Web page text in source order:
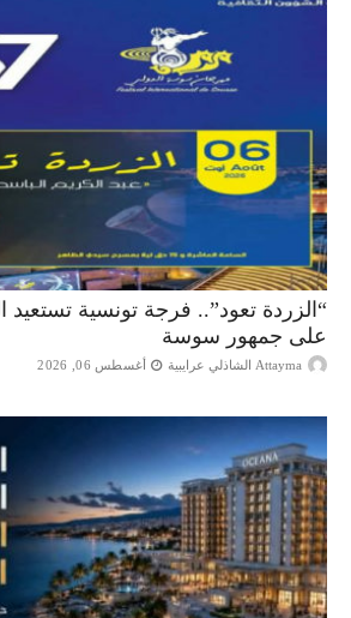
“الزردة تعود”.. فرجة تونسية تستعيد
على جمهور سوسة
Attayma الشاذلي عرايبية أغسطس 06, 2026